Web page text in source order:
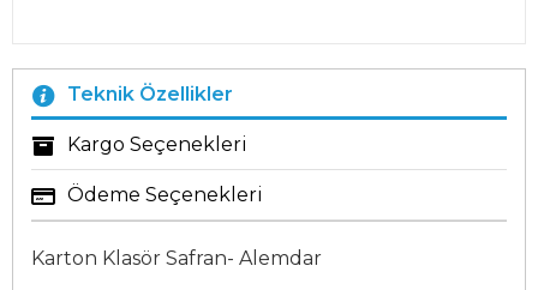
Teknik Özellikler
Kargo Seçenekleri
Ödeme Seçenekleri
Karton Klasör Safran- Alemdar